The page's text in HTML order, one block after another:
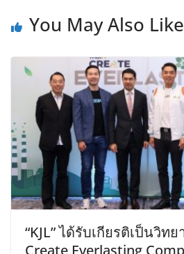
You May Also Like
“KJL” ได้รับเกียรติเป็นวิท
Create Everlasting